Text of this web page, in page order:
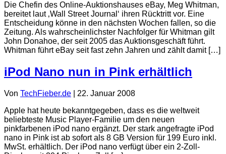
Die Chefin des Online-Auktionshauses eBay, Meg Whitman,
bereitet laut ‚Wall Street Journal‘ ihren Rücktritt vor. Eine
Entscheidung könne in den nächsten Wochen fallen, so die
Zeitung. Als wahrscheinlichster Nachfolger für Whitman gilt
John Donahoe, der seit 2005 das Auktionsgeschäft führt.
Whitman führt eBay seit fast zehn Jahren und zählt damit […]
iPod Nano nun in Pink erhältlich
Von TechFieber.de
22. Januar 2008
Apple hat heute bekanntgegeben, dass es die weltweit
beliebteste Music Player-Familie um den neuen
pinkfarbenen iPod nano ergänzt. Der stark angefragte iPod
nano in Pink ist ab sofort als 8 GB Version für 199 Euro inkl.
MwSt. erhältlich. Der iPod nano verfügt über ein 2-Zoll-